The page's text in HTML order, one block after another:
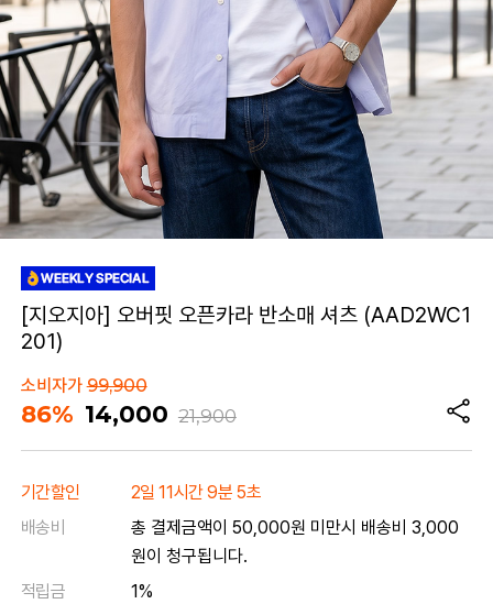
[지오지아] 오버핏 오픈카라 반소매 셔츠 (AAD2WC1
201)
소비자가99,900
86% 14,000 21,900
기간할인
2일 11시간 9분 5초
배송비
총 결제금액이 50,000원 미만시 배송비 3,000
원이 청구됩니다.
적립금
1%